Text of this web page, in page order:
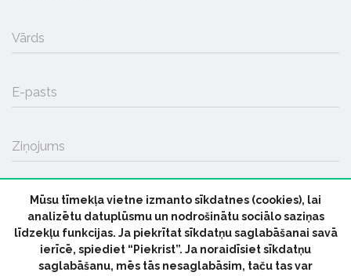
Vārds
E-pasts
Ziņojums
SŪTĪT
Mūsu tīmekļa vietne izmanto sīkdatnes (cookies), lai
analizētu datuplūsmu un nodrošinātu sociālo saziņas
līdzekļu funkcijas. Ja piekrītat sīkdatņu saglabāšanai savā
ierīcē, spiediet “Piekrist”. Ja noraidīsiet sīkdatņu
saglabāšanu, mēs tās nesaglabāsim, taču tas var